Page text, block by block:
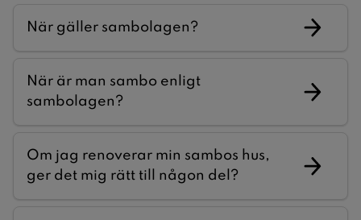
När gäller sambolagen?
När är man sambo enligt
sambolagen?
Om jag renoverar min sambos hus,
ger det mig rätt till någon del?